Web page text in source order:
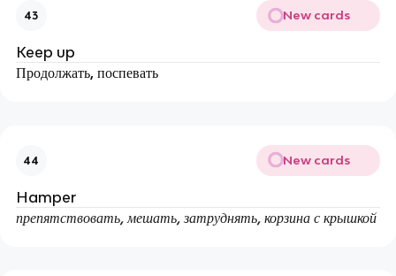
43 New cards
Keep up
Продолжать, поспевать
44 New cards
Hamper
препятствовать, мешать, затруднять, корзина с крышкой